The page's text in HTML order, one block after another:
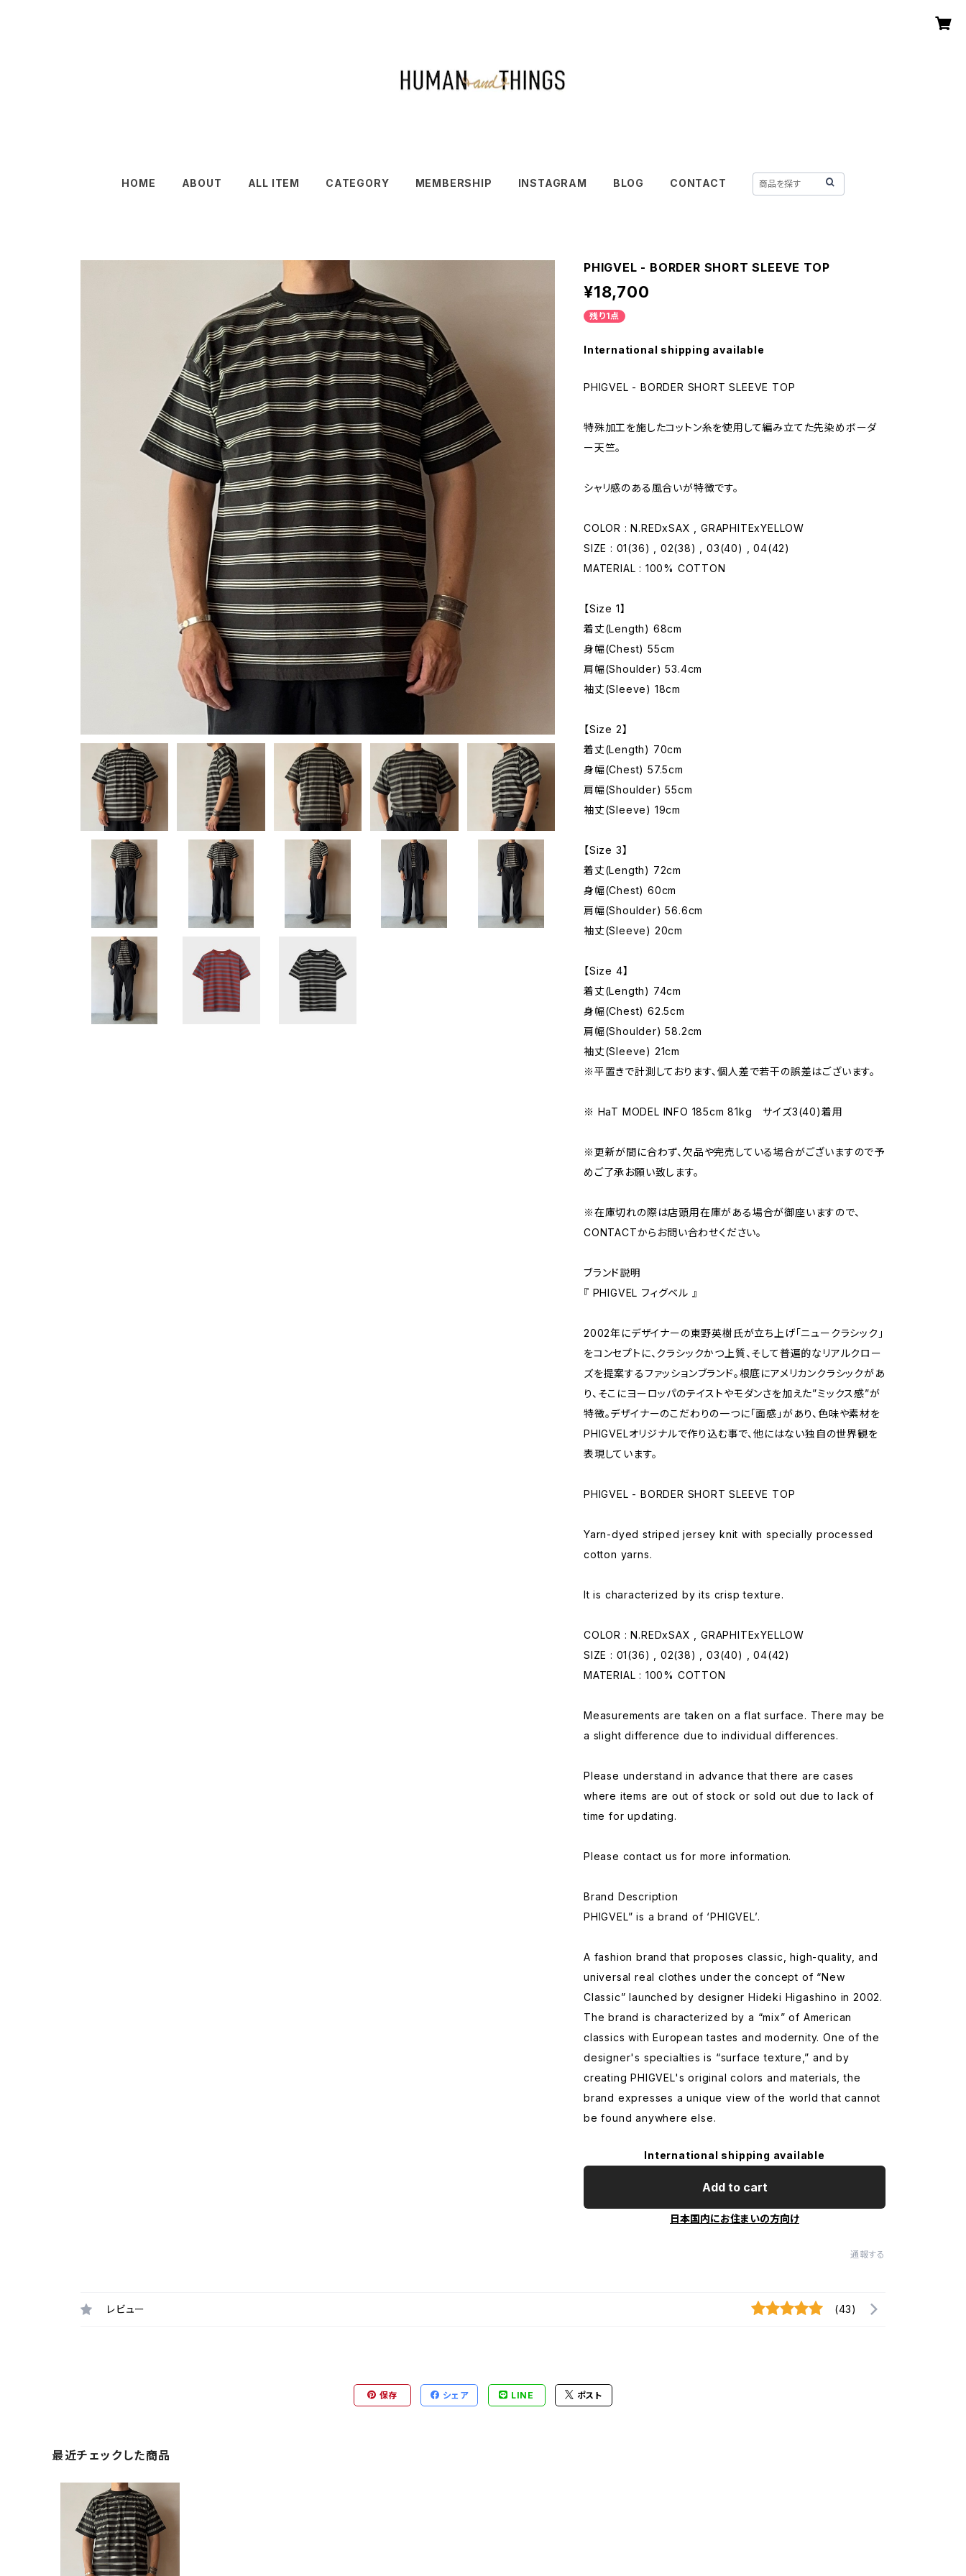
HOME ABOUT ALL ITEM CATEGORY MEMBERSHIP INSTAGRAM BLOG CONTACT
PHIGVEL - BORDER SHORT SLEEVE TOP
¥18,700
残り1点
International shipping available
PHIGVEL - BORDER SHORT SLEEVE TOP
特殊加工を施したコットン糸を使用して編み立てた先染めボーダ
ー天竺。
シャリ感のある風合いが特徴です。
COLOR : N.REDxSAX , GRAPHITExYELLOW
SIZE : 01(36) , 02(38) , 03(40) , 04(42)
MATERIAL : 100% COTTON
【Size 1】
着丈(Length) 68cm
身幅(Chest) 55cm
肩幅(Shoulder) 53.4cm
袖丈(Sleeve) 18cm
【Size 2】
着丈(Length) 70cm
身幅(Chest) 57.5cm
肩幅(Shoulder) 55cm
袖丈(Sleeve) 19cm
【Size 3】
着丈(Length) 72cm
身幅(Chest) 60cm
肩幅(Shoulder) 56.6cm
袖丈(Sleeve) 20cm
【Size 4】
着丈(Length) 74cm
身幅(Chest) 62.5cm
肩幅(Shoulder) 58.2cm
袖丈(Sleeve) 21cm
※平置きで計測しております、個人差で若干の誤差はございます。
※ HaT MODEL INFO 185cm 81kg サイズ3(40)着用
※更新が間に合わず、欠品や完売している場合がございますので予
めご了承お願い致します。
※在庫切れの際は店頭用在庫がある場合が御座いますので、
CONTACTからお問い合わせください。
ブランド説明
『 PHIGVEL フィグベル 』
2002年にデザイナーの東野英樹氏が立ち上げ「ニュークラシック」
をコンセプトに、クラシックかつ上質、そして普遍的なリアルクロー
ズを提案するファッションブランド。根底にアメリカンクラシックがあ
り、そこにヨーロッパのテイストやモダンさを加えた”ミックス感”が
特徴。デザイナーのこだわりの一つに「面感」があり、色味や素材を
PHIGVELオリジナルで作り込む事で、他にはない独自の世界観を
表現しています。
PHIGVEL - BORDER SHORT SLEEVE TOP
Yarn-dyed striped jersey knit with specially processed
cotton yarns.
It is characterized by its crisp texture.
COLOR : N.REDxSAX , GRAPHITExYELLOW
SIZE : 01(36) , 02(38) , 03(40) , 04(42)
MATERIAL : 100% COTTON
Measurements are taken on a flat surface. There may be
a slight difference due to individual differences.
Please understand in advance that there are cases
where items are out of stock or sold out due to lack of
time for updating.
Please contact us for more information.
Brand Description
PHIGVEL” is a brand of ‘PHIGVEL’.
A fashion brand that proposes classic, high-quality, and
universal real clothes under the concept of “New
Classic” launched by designer Hideki Higashino in 2002.
The brand is characterized by a “mix” of American
classics with European tastes and modernity. One of the
designer's specialties is “surface texture,” and by
creating PHIGVEL's original colors and materials, the
brand expresses a unique view of the world that cannot
be found anywhere else.
International shipping available
Add to cart
日本国内にお住まいの方向け
通報する
レビュー (43)
保存 シェア LINE ポスト
最近チェックした商品